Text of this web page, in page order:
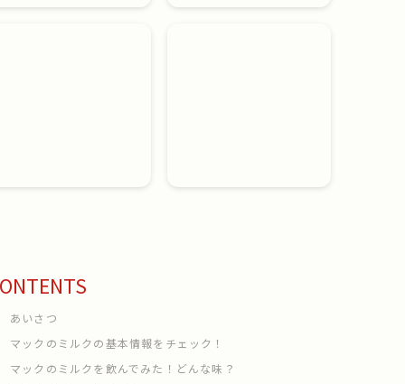
あいさつ
マックのミルクの基本情報をチェック！
マックのミルクを飲んでみた！どんな味？